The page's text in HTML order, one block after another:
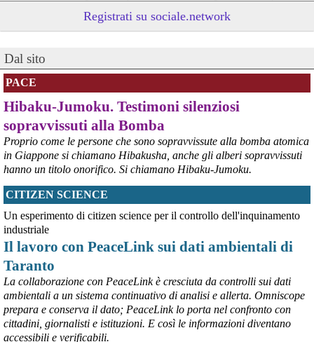
Vito Totire, portavoce RETE NAZIONALE LAVORO SICURO
#migranti #lavoratori #Marcinelle
@peacelink - 6/8/2026 21:53
askanews.it/2026/08/05/ex-ilva
“Dal confronto con tutti gli attori e dai contributi raccolti il Governo
per Taranto”, avrebbe detto il ministro Urso.
#Taranto #
@peacelink - 6/8/2026 21:50
corriereditaranto.it/2026/08/0
Aprendo i lavori, il ministro Urso ha sottolineato come il Governo
debba necessariamente prendere atto della decisione della Corte
Registrati su sociale.network
Dal sito
PACE
Hibaku-Jumoku. Testimoni silenziosi
sopravvissuti alla Bomba
Proprio come le persone che sono sopravvissute alla bomba atomica
in Giappone si chiamano Hibakusha, anche gli alberi sopravvissuti
hanno un titolo onorifico. Si chiamano Hibaku-Jumoku.
CITIZEN SCIENCE
Un esperimento di citizen science per il controllo dell'inquinamento
industriale
Il lavoro con PeaceLink sui dati ambientali di
Taranto
La collaborazione con PeaceLink è cresciuta da controlli sui dati
ambientali a un sistema continuativo di analisi e allerta. Omniscope
prepara e conserva il dato; PeaceLink lo porta nel confronto con
cittadini, giornalisti e istituzioni. E così le informazioni diventano
accessibili e verificabili.